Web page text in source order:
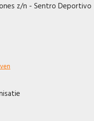
z/n - Sentro Deportivo